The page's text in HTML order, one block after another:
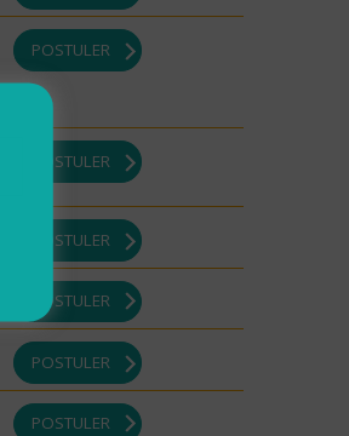
POSTULER
POSTULER
POSTULER
POSTULER
POSTULER
POSTULER